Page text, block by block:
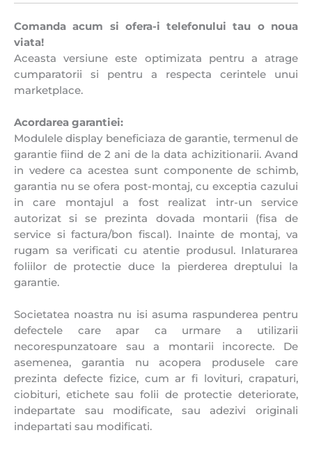
Comanda acum si ofera-i telefonului tau o noua
viata!
Aceasta versiune este optimizata pentru a atrage
cumparatorii si pentru a respecta cerintele unui
marketplace.
Acordarea garantiei:
Modulele display beneficiaza de garantie, termenul de
garantie fiind de 2 ani de la data achizitionarii. Avand
in vedere ca acestea sunt componente de schimb,
garantia nu se ofera post-montaj, cu exceptia cazului
in care montajul a fost realizat intr-un service
autorizat si se prezinta dovada montarii (fisa de
service si factura/bon fiscal). Inainte de montaj, va
rugam sa verificati cu atentie produsul. Inlaturarea
foliilor de protectie duce la pierderea dreptului la
garantie.
Societatea noastra nu isi asuma raspunderea pentru
defectele care apar ca urmare a utilizarii
necorespunzatoare sau a montarii incorecte. De
asemenea, garantia nu acopera produsele care
prezinta defecte fizice, cum ar fi lovituri, crapaturi,
ciobituri, etichete sau folii de protectie deteriorate,
indepartate sau modificate, sau adezivi originali
indepartati sau modificati.